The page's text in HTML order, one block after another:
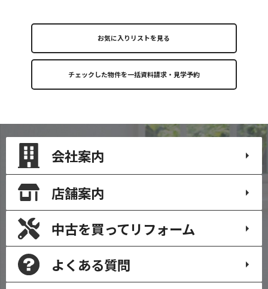
お気に入りリストを見る
会社案内
店舗案内
中古を買ってリフォーム
よくある質問